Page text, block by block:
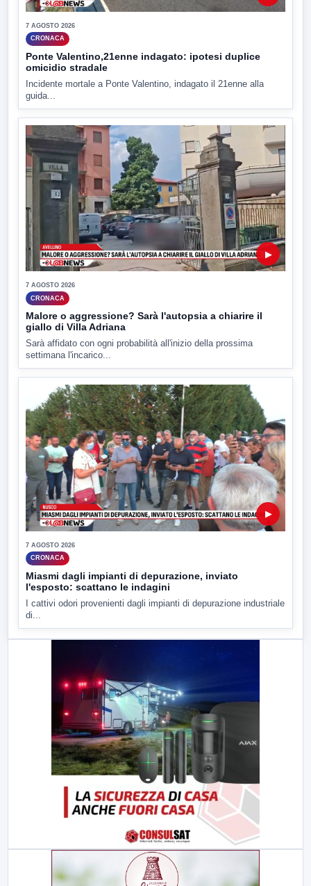
7 AGOSTO 2026
CRONACA
Ponte Valentino,21enne indagato: ipotesi duplice
omicidio stradale
Incidente mortale a Ponte Valentino, indagato il 21enne alla
guida...
▶
7 AGOSTO 2026
CRONACA
Malore o aggressione? Sarà l'autopsia a chiarire il
giallo di Villa Adriana
Sarà affidato con ogni probabilità all'inizio della prossima
settimana l'incarico...
▶
7 AGOSTO 2026
CRONACA
Miasmi dagli impianti di depurazione, inviato
l'esposto: scattano le indagini
I cattivi odori provenienti dagli impianti di depurazione industriale
di...